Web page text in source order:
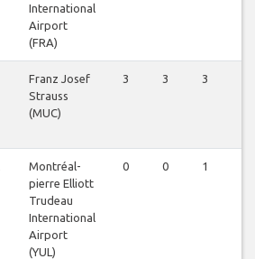
International
Airport
(FRA)
Franz Josef
Strauss
(MUC)
3 3 3
Montréal-
pierre Elliott
Trudeau
International
Airport
(YUL)
0 0 1